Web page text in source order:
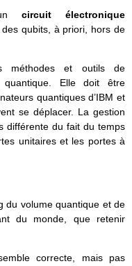
uncircuit électronique
qubits, à priori, hors de
méthodes et outils de
quantique. Elle doit être
quantiques d’IBM et
se déplacer. La gestion
différente du fait du temps
unitaires et les portes à
du volume quantique et de
du monde, que retenir
correcte, mais pas